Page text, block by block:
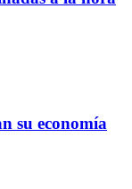
su economía